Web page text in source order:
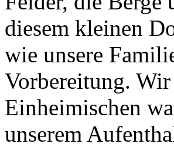
diesem kleinen
wie unsere
Vorbereitung.
Einheimischen
unserem